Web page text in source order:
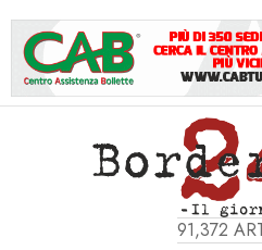
91,372